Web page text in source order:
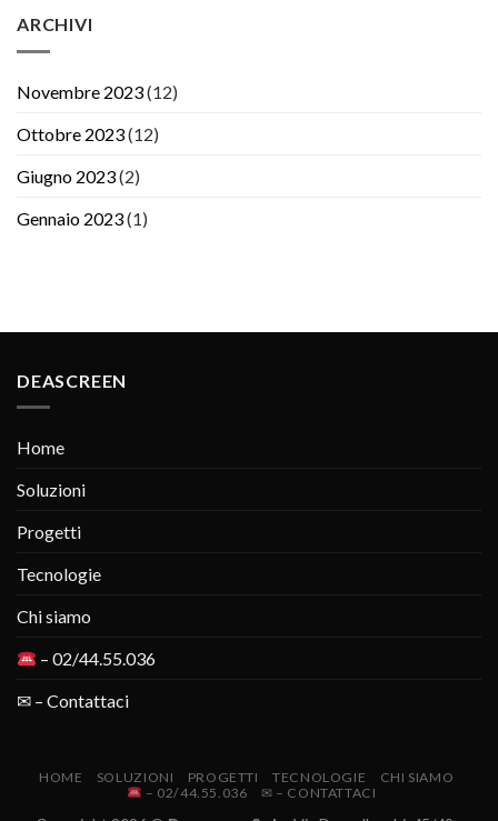
ARCHIVI
Novembre 2023(12)
Ottobre 2023(12)
Giugno 2023(2)
Gennaio 2023(1)
DEASCREEN
Home
Soluzioni
Progetti
Tecnologie
Chi siamo
– 02/44.55.036
✉ – Contattaci
HOME SOLUZIONI PROGETTI TECNOLOGIE
CHI SIAMO
– 02/44.55.036
✉ – CONTATTACI